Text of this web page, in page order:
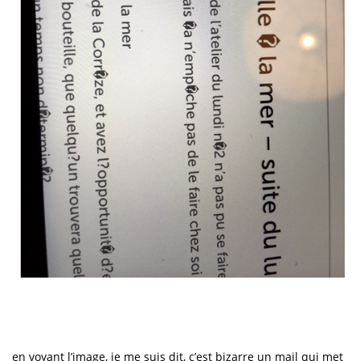
en voyant l’image, je me suis dit, c’est bizarre un mail qui met